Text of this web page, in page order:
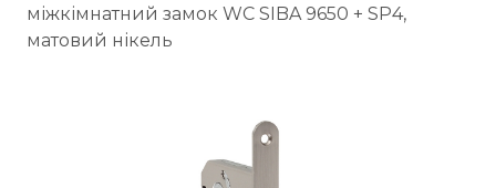
міжкімнатний замок WC SIBA 9650 + SP4,
матовий нікель